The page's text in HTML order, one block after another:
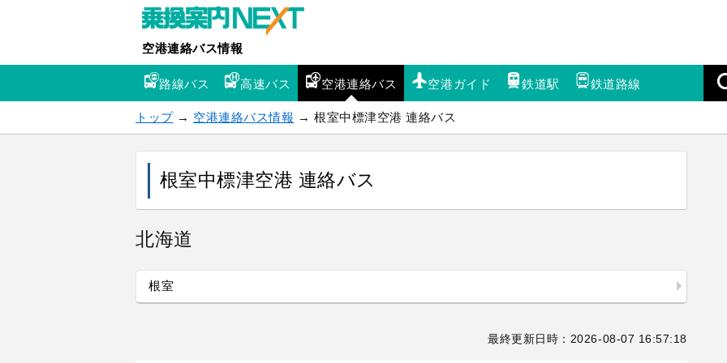
空港連絡バス情報
路線バス 高速バス 空港連絡バス 空港ガイド 鉄道駅 鉄道路線
トップ→ 空港連絡バス情報 → 根室中標津空港 連絡バス
根室中標津空港 連絡バス
北海道
根室
最終更新日時：2026-08-07 16:57:18